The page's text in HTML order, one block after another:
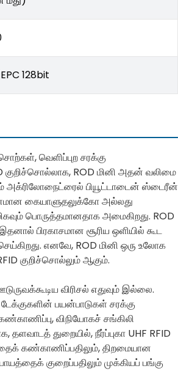
128bit
வெளிப்புற சரக்கு
ROD மினி அதன் வலிமை
அக்ரிலோநைட்ரைல் பியூட்டாடைன் ஸ்டைரீன்
கையாளுதலுக்கோ அல்லது
பொருத்தமானதாக அமைகிறது. ROD
பிரகாசமான சூரிய ஒளியில் கூட
எனவே, ROD மினி ஒரு உலோக
குறிச்சொல்லும் ஆகும்.
விரிசல் எதுவும் இல்லை.
டேக்குகளின் பயன்பாடுகள் சரக்கு
விநியோகச் சங்கிலி
துறையில், நீர்ப்புகா UHF RFID
கண்காணிப்பதிலும், திறமையான
குறைப்பதிலும் முக்கியப் பங்கு